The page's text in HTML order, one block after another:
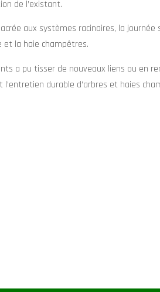
de l’existant.
aux systèmes racinaires, la
et la haie champêtres.
a pu tisser de nouveaux liens ou en
durable d’arbres et haies